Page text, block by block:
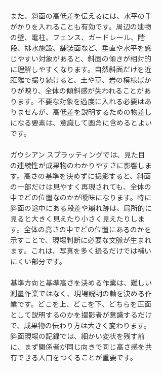
また、斜面の高低差を伝えるには、水平の手
がかりを入れることも有効です。周辺の建物
の壁、電柱、フェンス、ガードレール、階
段、排水施設、舗装面など、垂直や水平を感
じやすい対象があると、斜面の傾きが相対的
に理解しやすくなります。自然斜面だけを近
距離で撮り続けると、土や草、岩の模様ばか
りが映り、全体の傾斜感が失われることがあ
ります。不要な対象を過度に入れる必要はあ
りませんが、高低差を説明するための物差し
になる要素は、意識して画角に含めるとよい
です。
ガウシアン スプラッティングでは、見た目
の連続性が成果物のわかりやすさに影響しま
す。高さの基準を決めずに撮影すると、斜面
の一部だけは見やすく再現されても、全体の
中でどの位置なのかが曖昧になります。特に
斜面の途中にある段差や崩れ跡は、局所的に
見ると大きく見えたり小さく見えたりしま
す。全体の高さの中でどの位置にあるのかを
示すことで、現場判断に必要な文脈が生まれ
ます。これは、写真を多く撮るだけでは補い
にくい部分です。
基準方向と基準高さを決める作業は、難しい
測量作業ではなく、現場説明の軸を決める作
業です。どこを上、どこを下、どちらを正面
として説明するのかを撮影者が意識するだけ
で、成果物の伝わり方は大きく変わります。
斜面現場の記録では、細かい変状を残す前
に、まず関係者が同じ向きで同じ高さ感を共
有できる入口をつくることが重要です。